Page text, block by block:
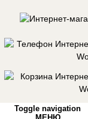
Toggle navigation